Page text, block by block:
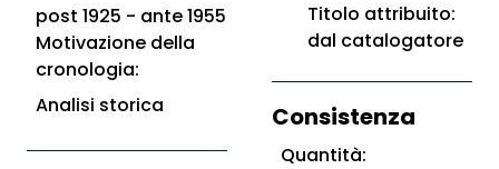
post 1925 - ante 1955
Motivazione della
cronologia:
Analisi storica
Titolo attribuito:
dal catalogatore
Consistenza
Quantità: